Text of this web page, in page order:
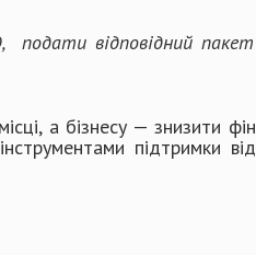
відповідний
а бізнесу — знизити
підтримки